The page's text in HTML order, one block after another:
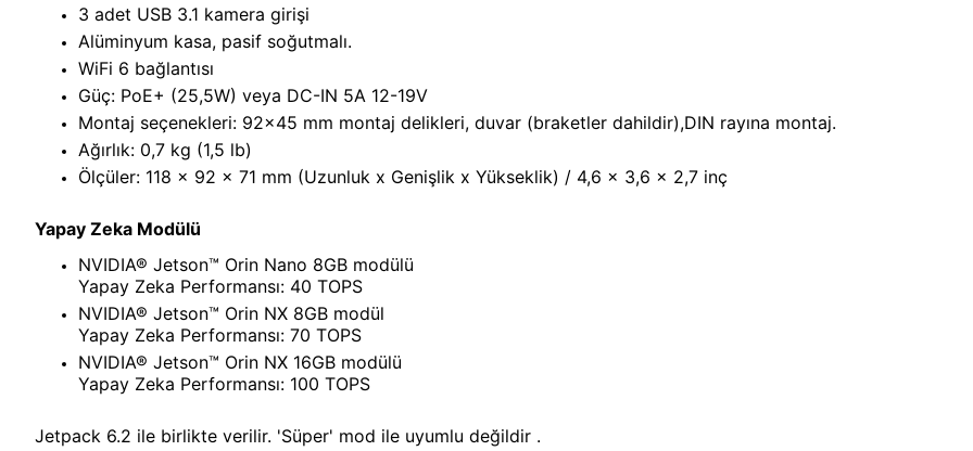
3 adet USB 3.1 kamera girişi
Alüminyum kasa, pasif soğutmalı.
WiFi 6 bağlantısı
Güç: PoE+ (25,5W) veya DC-IN 5A 12-19V
Montaj seçenekleri: 92x45 mm montaj delikleri, duvar (braketler dahildir),DIN rayına montaj.
Ağırlık: 0,7 kg (1,5 lb)
Ölçüler: 118 x 92 x 71 mm (Uzunluk x Genişlik x Yükseklik) / 4,6 x 3,6 x 2,7 inç
Yapay Zeka Modülü
NVIDIA® Jetson™ Orin Nano 8GB modülü
Yapay Zeka Performansı: 40 TOPS
NVIDIA® Jetson™ Orin NX 8GB modül
Yapay Zeka Performansı: 70 TOPS
NVIDIA® Jetson™ Orin NX 16GB modülü
Yapay Zeka Performansı: 100 TOPS
Jetpack 6.2 ile birlikte verilir. 'Süper' mod ile uyumlu değildir .